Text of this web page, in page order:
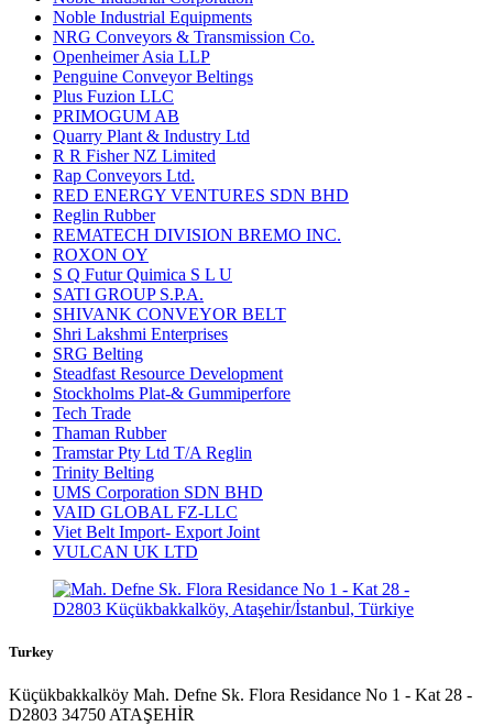
Noble Industrial Equipments
NRG Conveyors & Transmission Co.
Openheimer Asia LLP
Penguine Conveyor Beltings
Plus Fuzion LLC
PRIMOGUM AB
Quarry Plant & Industry Ltd
R R Fisher NZ Limited
Rap Conveyors Ltd.
RED ENERGY VENTURES SDN BHD
Reglin Rubber
REMATECH DIVISION BREMO INC.
ROXON OY
S Q Futur Quimica S L U
SATI GROUP S.P.A.
SHIVANK CONVEYOR BELT
Shri Lakshmi Enterprises
SRG Belting
Steadfast Resource Development
Stockholms Plat-& Gummiperfore
Tech Trade
Thaman Rubber
Tramstar Pty Ltd T/A Reglin
Trinity Belting
UMS Corporation SDN BHD
VAID GLOBAL FZ-LLC
Viet Belt Import- Export Joint
VULCAN UK LTD
Turkey
Küçükbakkalköy Mah. Defne Sk. Flora Residance No 1 - Kat 28 -
D2803 34750 ATAŞEHİR